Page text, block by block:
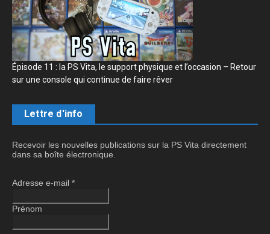
Épisode 11 : la PS Vita, le support physique et l’occasion – Retour
sur une console qui continue de faire rêver
Lettre d'info
Recevoir les nouvelles publications sur la PS Vita directement
dans sa boîte électronique.
Adresse e-mail *
Prénom